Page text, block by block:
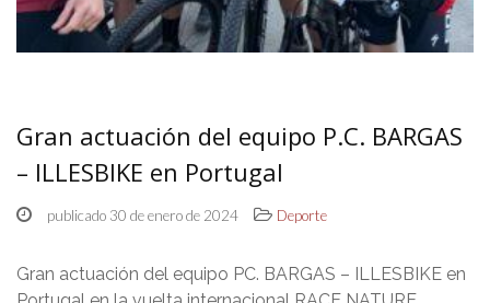
Gran actuación del equipo P.C. BARGAS
– ILLESBIKE en Portugal
publicado 30 de enero de 2024 Deporte
Gran actuación del equipo PC. BARGAS – ILLESBIKE en